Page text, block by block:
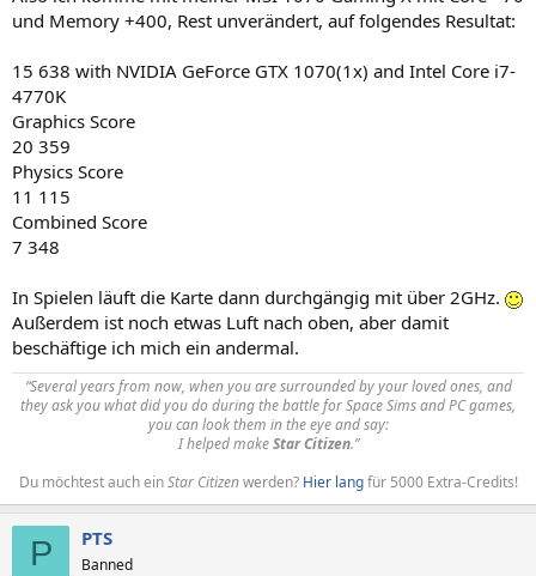
und Memory +400, Rest unverändert, auf folgendes Resultat:
15 638 with NVIDIA GeForce GTX 1070(1x) and Intel Core i7-
4770K
Graphics Score
20 359
Physics Score
11 115
Combined Score
7 348
In Spielen läuft die Karte dann durchgängig mit über 2GHz.
Außerdem ist noch etwas Luft nach oben, aber damit
beschäftige ich mich ein andermal.
“Several years from now, when you are surrounded by your loved ones, and
they ask you what did you do during the battle for Space Sims and PC games,
you can look them in the eye and say:
I helped makeStar Citizen.”
Du möchtest auch einStar Citizenwerden? Hier langfür 5000 Extra-Credits!​
P PTS
Banned